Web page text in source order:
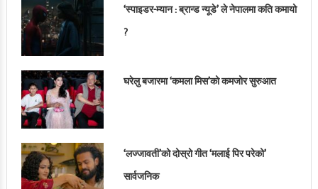
‘स्पाइडर-म्यान : ब्रान्ड न्यूडे’ ले नेपालमा कति कमायो
?
घरेलु बजारमा ‘कमला मिस’को कमजोर सुरुआत
‘लज्जावती’को दोस्रो गीत ‘मलाई पिर परेको’
सार्वजनिक